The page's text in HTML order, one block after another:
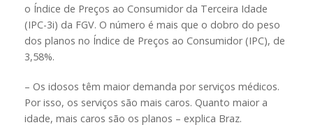
o Índice de Preços ao Consumidor da Terceira Idade
(IPC-3i) da FGV. O número é mais que o dobro do peso
dos planos no Índice de Preços ao Consumidor (IPC), de
3,58%.
– Os idosos têm maior demanda por serviços médicos.
Por isso, os serviços são mais caros. Quanto maior a
idade, mais caros são os planos – explica Braz.